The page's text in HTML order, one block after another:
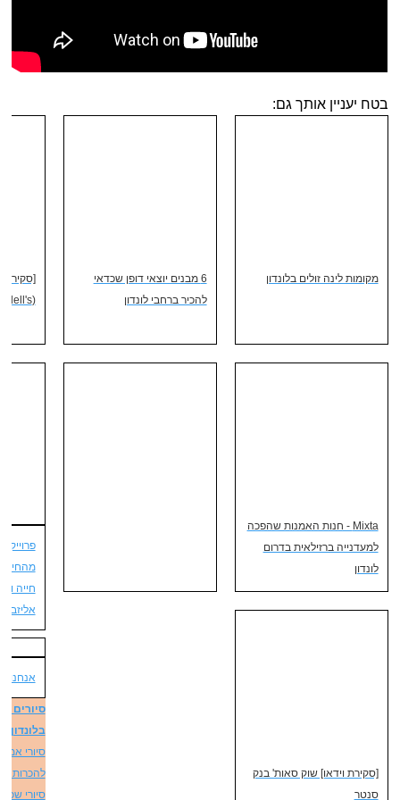
בטח יעניין אותך גם:
מקומות לינה זולים בלונדון
6 מבנים יוצאי דופן שכדאי
להכיר ברחבי לונדון
[סקירת
(Duddell's) בלונדון ברידג׳
Mixta - חנות האמנות שהפכה
למעדנייה ברזילאית בדרום
לונדון
חייה
אנחנו
סיורים
בלונדון
סיורי
להכרות
סיורי
[סקירת וידאו] שוק סאות' בנק
סנטר